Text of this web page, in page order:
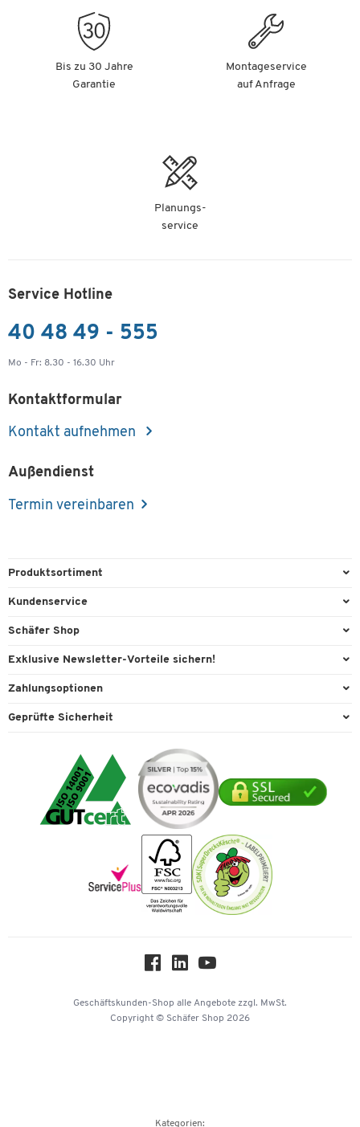
Bis zu 30 Jahre
Garantie
Montageservice
auf Anfrage
Planungs-
service
Service Hotline
40 48 49 - 555
Mo - Fr: 8.30 - 16.30 Uhr
Kontaktformular
Kontakt aufnehmen
Außendienst
Termin vereinbaren
Produktsortiment
Büroausstattung
Reinigung & Hygiene
Technik
Umwelttechnik
Verpacken & Versenden
Kundenservice
Direktbestellung
Lieferinformationen
Rufnummernüberblick
Tinte / Toner
Vertrag widerrufen
Schäfer Shop
AGB
Cookie-Einstellungen
Geschichte
Impressum
Karriere
Exklusive Newsletter-Vorteile sichern!
Willkommensgeschenk
Expertenwissen
Zahlungsoptionen
Paypal
Mastercard
Vorkasse
Geprüfte Sicherheit
Geschäftskunden-Shop alle Angebote zzgl. MwSt.
Copyright © Schäfer Shop 2026
Kategorien: